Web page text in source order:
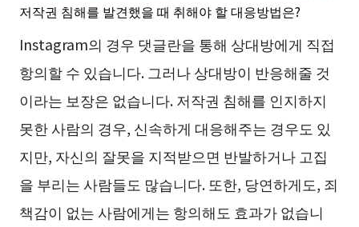
저작권 침해를 발견했을 때 취해야 할 대응방법은?
Instagram의 경우 댓글란을 통해 상대방에게 직접
항의할 수 있습니다. 그러나 상대방이 반응해줄 것
이라는 보장은 없습니다. 저작권 침해를 인지하지
못한 사람의 경우, 신속하게 대응해주는 경우도 있
지만, 자신의 잘못을 지적받으면 반발하거나 고집
을 부리는 사람들도 많습니다. 또한, 당연하게도, 죄
책감이 없는 사람에게는 항의해도 효과가 없습니